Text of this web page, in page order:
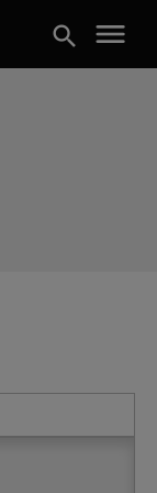
search menu